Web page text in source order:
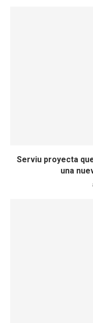
Serviu proyecta
una